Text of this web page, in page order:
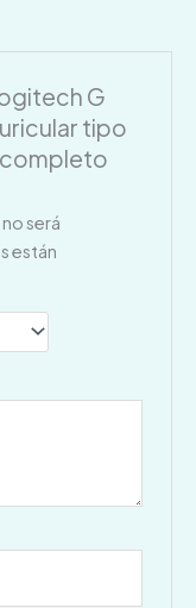
G
tipo
será
están